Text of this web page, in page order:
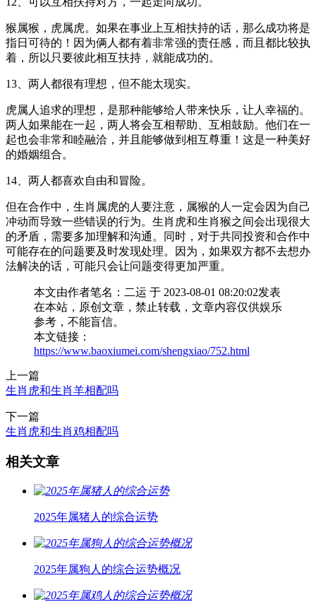
猴属猴，虎属虎。如果在事业上互相扶持的话，那么成功将是
指日可待的！因为俩人都有着非常强的责任感，而且都比较执
着，所以只要彼此相互扶持，就能成功的。
13、两人都很有理想，但不能太现实。
虎属人追求的理想，是那种能够给人带来快乐，让人幸福的。
两人如果能在一起，两人将会互相帮助、互相鼓励。他们在一
起也会非常和睦融洽，并且能够做到相互尊重！这是一种美好
的婚姻组合。
14、两人都喜欢自由和冒险。
但在合作中，生肖属虎的人要注意，属猴的人一定会因为自己
冲动而导致一些错误的行为。生肖虎和生肖猴之间会出现很大
的矛盾，需要多加理解和沟通。同时，对于共同投资和合作中
可能存在的问题要及时发现处理。因为，如果双方都不去想办
法解决的话，可能只会让问题变得更加严重。
本文由作者笔名：二运 于 2023-08-01 08:20:02发表
在本站，原创文章，禁止转载，文章内容仅供娱乐
参考，不能盲信。
本文链接：
https://www.baoxiumei.com/shengxiao/752.html
上一篇
生肖虎和生肖羊相配吗
下一篇
生肖虎和生肖鸡相配吗
相关文章
2025年属猪人的综合运势
2025年属狗人的综合运势概况